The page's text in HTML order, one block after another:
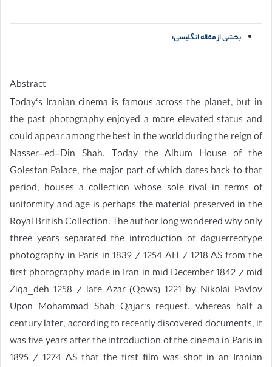
بخشی از مقاله انگلیسی:
Abstract
Today‘s Iranian cinema is famous across the planet, but in
the past photography enjoyed a more elevated status and
could appear among the best in the world during the reign of
Nasser-ed-Din Shah. Today the Album House of the
Golestan Palace, the major part of which dates back to that
period, houses a collection whose sole rival in terms of
uniformity and age is perhaps the material preserved in the
Royal British Collection. The author long wondered why only
three years separated the introduction of daguerreotype
photography in Paris in 1839 / 1254 AH / 1218 AS from the
first photography made in Iran in mid December 1842 / mid
Ziqa‗deh 1258 / late Azar (Qows) 1221 by Nikolai Pavlov
Upon Mohammad Shah Qajar‘s request. whereas half a
century later, according to recently discovered documents, it
was five years after the introduction of the cinema in Paris in
1895 / 1274 AS that the first film was shot in an Iranian